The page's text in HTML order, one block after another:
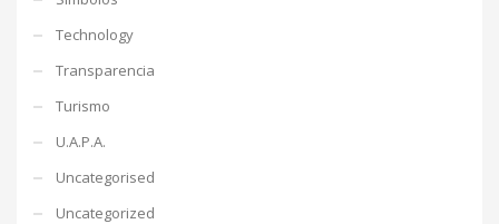
Technology
Transparencia
Turismo
U.A.P.A.
Uncategorised
Uncategorized